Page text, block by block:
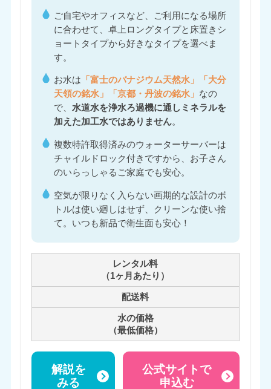
ご自宅やオフィスなど、ご利用になる場所
に合わせて、卓上ロングタイプと床置きシ
ョートタイプから好きなタイプを選べま
す。
お水は 「富士のバナジウム天然水」「大分
天領の銘水」「京都・丹波の銘水」 なの
で、 水道水を浄水ろ過機に通しミネラルを
加えた加工水ではありません。
複数特許取得済みのウォーターサーバーは
チャイルドロック付きですから、お子さん
のいらっしゃるご家庭でも安心。
空気が限りなく入らない画期的な設計のボ
トルは使い廻しはせず、クリーンな使い捨
て。いつも新品で衛生面も安心！
レンタル料
（1ヶ月あたり）
配送料
水の価格
（最低価格）
解説を
みる
公式サイトで
申込む